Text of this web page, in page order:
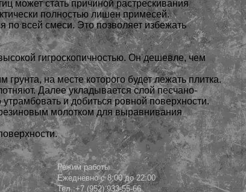
может стать причиной растрескивания
полностью лишен примесей.
по всей смеси. Это позволяет избежать
гигроскопичностью. Он дешевле, чем
на месте которого будет лежать плитка.
Далее укладывается слой песчано-
и добиться ровной поверхности.
молотком для выравнивания
Режим работы
Ежедневно с 8:00 до 22:00
Тел.:+7 (952) 933-55-66